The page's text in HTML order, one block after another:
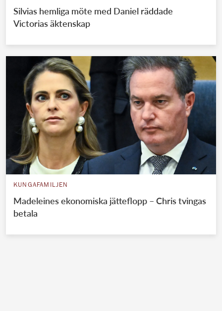
Silvias hemliga möte med Daniel räddade
Victorias äktenskap
KUNGAFAMILJEN
Madeleines ekonomiska jätteflopp – Chris tvingas
betala